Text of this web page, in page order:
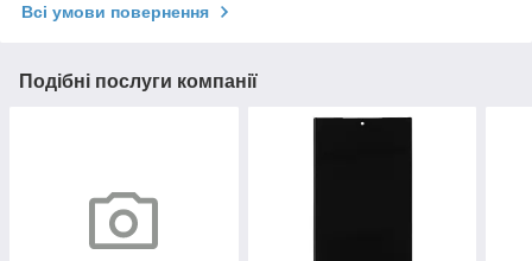
Всі умови повернення
Подібні послуги компанії